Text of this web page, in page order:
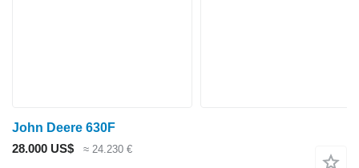
John Deere 630F
28.000 US$
≈ 24.230 €